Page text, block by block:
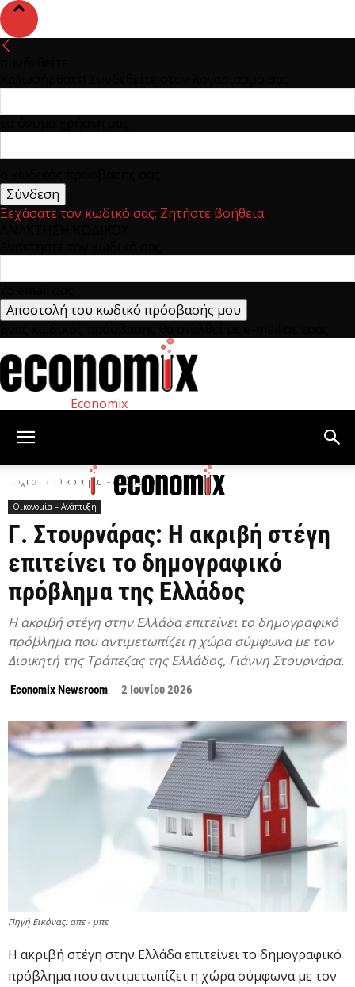
Ξεχάσατε τον κωδικό σας; Ζητήστε βοήθεια
Economix
Αρχική Οικονομία – Ανάπτυξη
Οικονομία – Ανάπτυξη
Γ. Στουρνάρας: Η ακριβή στέγη
επιτείνει το δημογραφικό
πρόβλημα της Ελλάδος
H ακριβή στέγη στην Ελλάδα επιτείνει το δημογραφικό
πρόβλημα που αντιμετωπίζει η χώρα σύμφωνα με τον
Διοικητή της Τράπεζας της Ελλάδος, Γιάννη Στουρνάρα.
Economix Newsroom 2 Ιουνίου 2026
Πηγή Εικόνας: απε - μπε
H ακριβή στέγη στην Ελλάδα επιτείνει το δημογραφικό
πρόβλημα που αντιμετωπίζει η χώρα σύμφωνα με τον